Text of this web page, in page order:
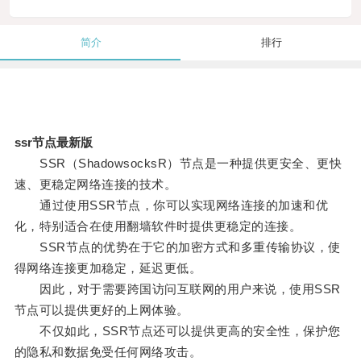
简介 排行
ssr节点最新版
SSR（ShadowsocksR）节点是一种提供更安全、更快
速、更稳定网络连接的技术。
通过使用SSR节点，你可以实现网络连接的加速和优
化，特别适合在使用翻墙软件时提供更稳定的连接。
SSR节点的优势在于它的加密方式和多重传输协议，使
得网络连接更加稳定，延迟更低。
因此，对于需要跨国访问互联网的用户来说，使用SSR
节点可以提供更好的上网体验。
不仅如此，SSR节点还可以提供更高的安全性，保护您
的隐私和数据免受任何网络攻击。